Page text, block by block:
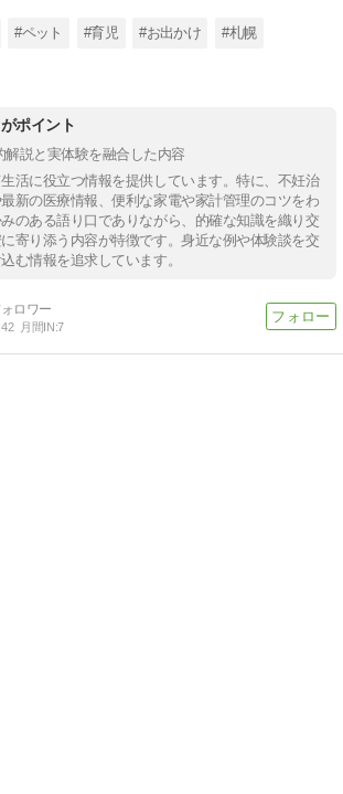
#ペット #育児 #お出かけ #札幌
ポイント
解説と実体験を融合した内容
活に役立つ情報を提供しています。特に、不妊治
新の医療情報、便利な家電や家計管理のコツをわ
のある語り口でありながら、的確な知識を織り交
寄り添う内容が特徴です。身近な例や体験談を交
む情報を追求しています。
42 月間IN:7